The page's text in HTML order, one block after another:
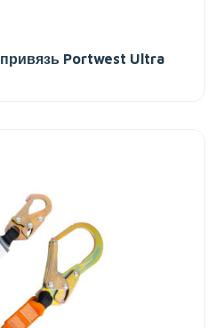
Portwest Ultra